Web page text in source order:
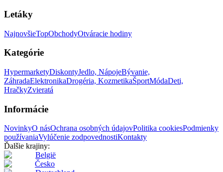
Letáky
NajnovšieTopObchodyOtváracie hodiny
Kategórie
HypermarketyDiskontyJedlo, NápojeBývanie,
ZáhradaElektronikaDrogéria, KozmetikaŠportMódaDeti,
HračkyZvieratá
Informácie
NovinkyO násOchrana osobných údajovPolitika cookiesPodmienky
používaniaVylúčenie zodpovednostiKontakty
Ďalšie krajiny:
België
Česko